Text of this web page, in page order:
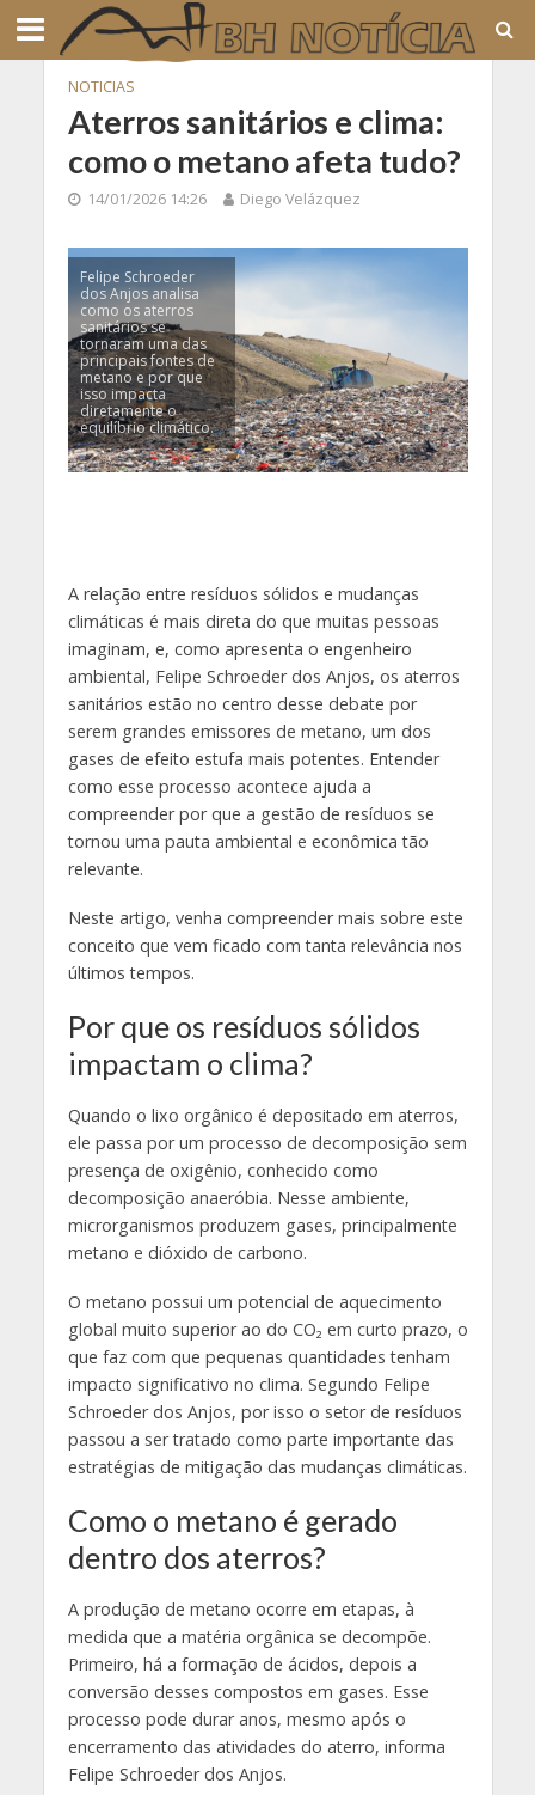
NOTICIAS
Aterros sanitários e clima:
como o metano afeta tudo?
14/01/2026 14:26 Diego Velázquez
Felipe Schroeder
dos Anjos analisa
como os aterros
sanitários se
tornaram uma das
principais fontes de
metano e por que
isso impacta
diretamente o
equilíbrio climático.
A relação entre resíduos sólidos e mudanças
climáticas é mais direta do que muitas pessoas
imaginam, e, como apresenta o engenheiro
ambiental, Felipe Schroeder dos Anjos, os aterros
sanitários estão no centro desse debate por
serem grandes emissores de metano, um dos
gases de efeito estufa mais potentes. Entender
como esse processo acontece ajuda a
compreender por que a gestão de resíduos se
tornou uma pauta ambiental e econômica tão
relevante.
Neste artigo, venha compreender mais sobre este
conceito que vem ficado com tanta relevância nos
últimos tempos.
Por que os resíduos sólidos
impactam o clima?
Quando o lixo orgânico é depositado em aterros,
ele passa por um processo de decomposição sem
presença de oxigênio, conhecido como
decomposição anaeróbia. Nesse ambiente,
microrganismos produzem gases, principalmente
metano e dióxido de carbono.
O metano possui um potencial de aquecimento
global muito superior ao do CO₂ em curto prazo, o
que faz com que pequenas quantidades tenham
impacto significativo no clima. Segundo Felipe
Schroeder dos Anjos, por isso o setor de resíduos
passou a ser tratado como parte importante das
estratégias de mitigação das mudanças climáticas.
Como o metano é gerado
dentro dos aterros?
A produção de metano ocorre em etapas, à
medida que a matéria orgânica se decompõe.
Primeiro, há a formação de ácidos, depois a
conversão desses compostos em gases. Esse
processo pode durar anos, mesmo após o
encerramento das atividades do aterro, informa
Felipe Schroeder dos Anjos.